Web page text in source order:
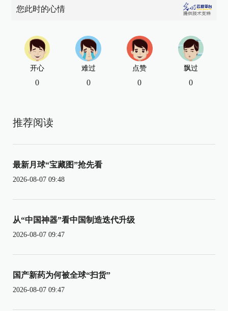
您此时的心情
开心
0
难过
0
点赞
0
飘过
0
推荐阅读
最新月球“宝藏图”抢先看
2026-08-07 09:48
从“中国神器”看中国制造迭代升级
2026-08-07 09:47
国产新药为何被全球“扫货”
2026-08-07 09:47